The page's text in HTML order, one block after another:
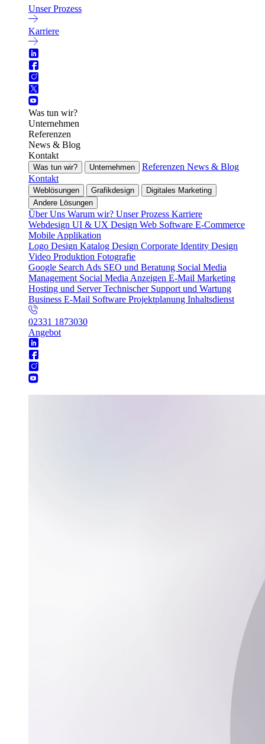
Unser Prozess
Karriere
Was tun wir?
Unternehmen
Referenzen
News & Blog
Kontakt
Was tun wir? Unternehmen Referenzen News & Blog
Kontakt
Weblösungen Grafikdesign
Digitales Marketing
Andere Lösungen
Über Uns Warum wir? Unser Prozess Karriere
Webdesign UI & UX Design Web Software E-Commerce
Mobile Applikation
Logo Design Katalog Design Corporate Identity Design
Video Produktion Fotografie
Google Search Ads SEO und Beratung Social Media
Management Social Media Anzeigen E-Mail Marketing
Hosting und ServerTechnischer Support und Wartung
Business E-Mail Software Projektplanung Inhaltsdienst
02331 1873030
Angebot